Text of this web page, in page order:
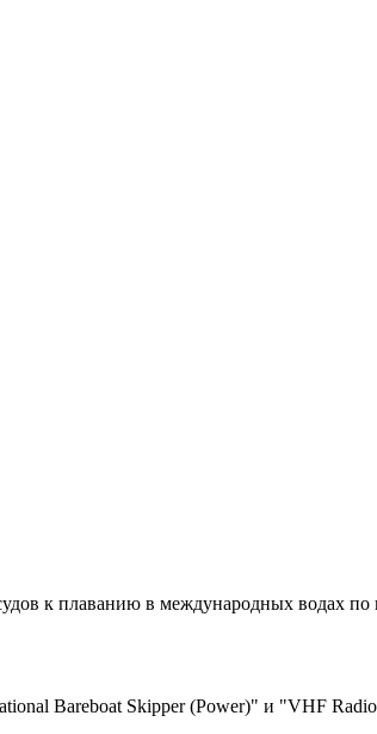
к плаванию в международных водах по
Bareboat Skipper (Power)" и "VHF